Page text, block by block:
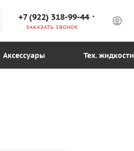
+7 (922) 318-99-44
ЗАКАЗАТЬ ЗВОНОК
Аксессуары Тех. жидкости